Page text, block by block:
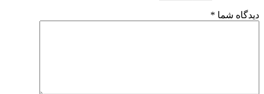
دیدگاه شما *